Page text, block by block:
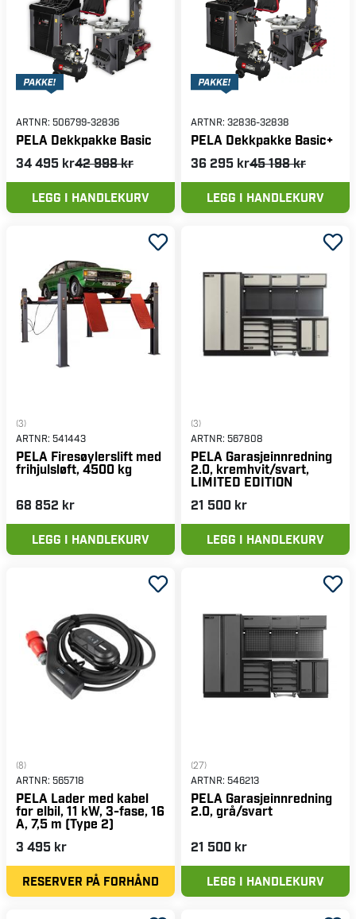
ARTNR: 506799-32836
PELA Dekkpakke Basic
34 495 kr42 998 kr
LEGG I HANDLEKURV
ARTNR: 32836-32838
PELA Dekkpakke Basic+
36 295 kr45 198 kr
LEGG I HANDLEKURV
(3)
ARTNR: 541443
PELA Firesøylerslift med
frihjulsløft, 4500 kg
68 852 kr
LEGG I HANDLEKURV
(3)
ARTNR: 567808
PELA Garasjeinnredning
2.0, kremhvit/svart,
LIMITED EDITION
21 500 kr
LEGG I HANDLEKURV
(8)
ARTNR: 565718
PELA Lader med kabel
for elbil, 11 kW, 3-fase, 16
A, 7,5 m (Type 2)
3 495 kr
RESERVER PÅ FORHÅND
(27)
ARTNR: 546213
PELA Garasjeinnredning
2.0, grå/svart
21 500 kr
LEGG I HANDLEKURV